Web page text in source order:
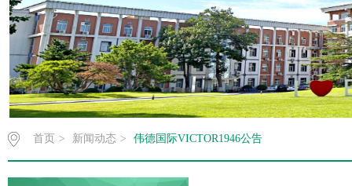
首页 > 新闻动态 > 伟德国际VICTOR1946公告